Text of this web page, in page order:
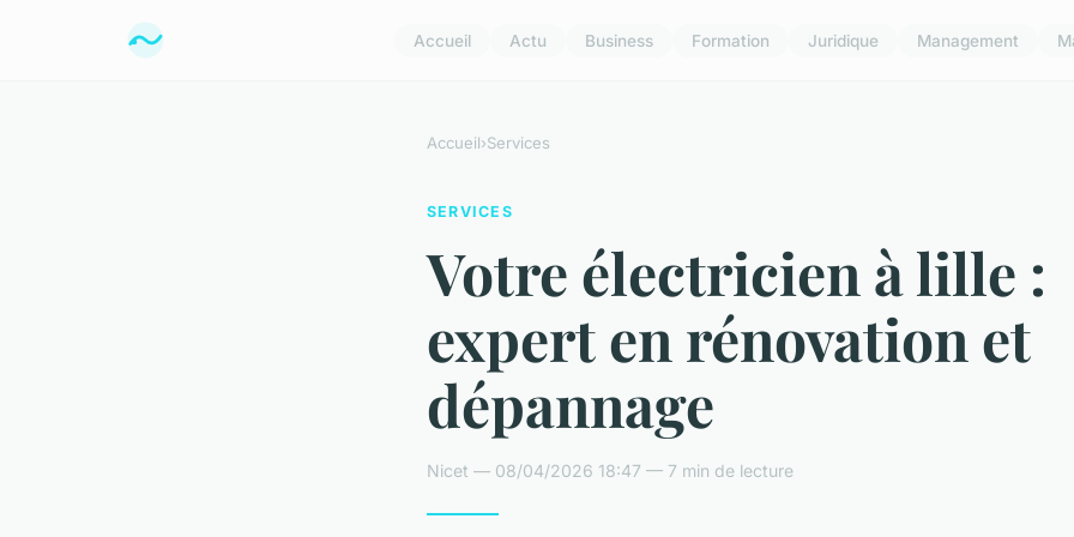
Accueil Actu Business Formation Juridique Management
Accueil›Services
SERVICES
Votre électricien à lille :
expert en rénovation et
dépannage
Nicet — 08/04/2026 18:47 — 7 min de lecture